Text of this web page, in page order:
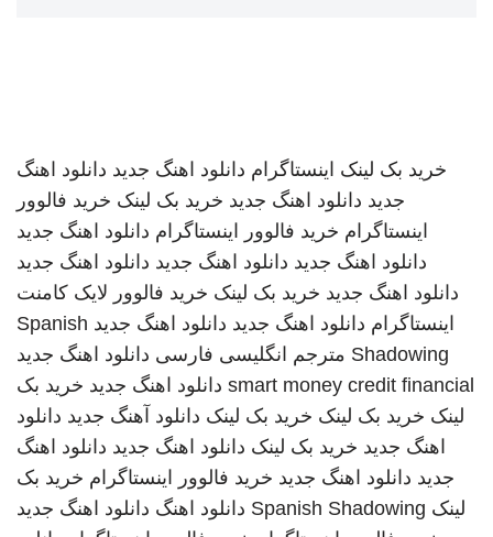
خرید بک لینک اینستاگرام دانلود اهنگ جدید دانلود اهنگ
جدید دانلود اهنگ جدید خرید بک لینک خرید فالوور
اینستاگرام خرید فالوور اینستاگرام دانلود اهنگ جدید
دانلود اهنگ جدید دانلود اهنگ جدید دانلود اهنگ جدید
دانلود اهنگ جدید خرید بک لینک خرید فالوور لایک کامنت
اینستاگرام دانلود اهنگ جدید دانلود اهنگ جدید Spanish
Shadowing مترجم انگلیسی فارسی دانلود اهنگ جدید
smart money credit financial دانلود اهنگ جدید خرید بک
لینک خرید بک لینک خرید بک لینک دانلود آهنگ جدید دانلود
اهنگ جدید خرید بک لینک دانلود اهنگ جدید دانلود اهنگ
جدید دانلود اهنگ جدید خرید فالوور اینستاگرام خرید بک
لینک Spanish Shadowing دانلود اهنگ دانلود اهنگ جدید